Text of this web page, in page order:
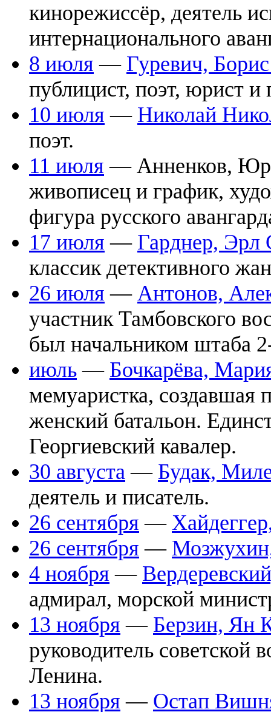
кинорежиссёр, деятель
интернационального
8 июля — Гуревич,
публицист, поэт, юрист и
10 июля — Николай
поэт.
11 июля — Анненков,
живописец и график,
фигура русского
17 июля — Гарднер, Эрл
классик детективного
26 июля — Антонов,
участник Тамбовского
был начальником штаба
июль — Бочкарёва,
мемуаристка, создавшая
женский батальон.
Георгиевский кавалер.
30 августа — Будак,
деятель и писатель.
26 сентября —
26 сентября —
4 ноября —
адмирал, морской
13 ноября — Берзин, Ян
руководитель советской
Ленина.
13 ноября — Остап